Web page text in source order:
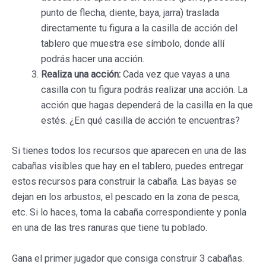
punto de flecha, diente, baya, jarra) traslada
directamente tu figura a la casilla de acción del
tablero que muestra ese símbolo, donde allí
podrás hacer una acción.
Realiza una acción: Cada vez que vayas a una
casilla con tu figura podrás realizar una acción. La
acción que hagas dependerá de la casilla en la que
estés. ¿En qué casilla de acción te encuentras?
Si tienes todos los recursos que aparecen en una de las
cabañas visibles que hay en el tablero, puedes entregar
estos recursos para construir la cabaña. Las bayas se
dejan en los arbustos, el pescado en la zona de pesca,
etc. Si lo haces, toma la cabaña correspondiente y ponla
en una de las tres ranuras que tiene tu poblado.
Gana el primer jugador que consiga construir 3 cabañas.